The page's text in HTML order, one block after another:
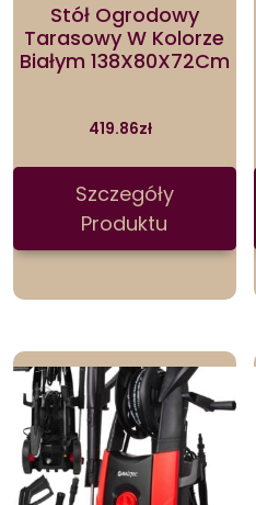
Stół Ogrodowy
Tarasowy W Kolorze
Białym 138X80X72Cm
419.86zł
Szczegóły
Produktu